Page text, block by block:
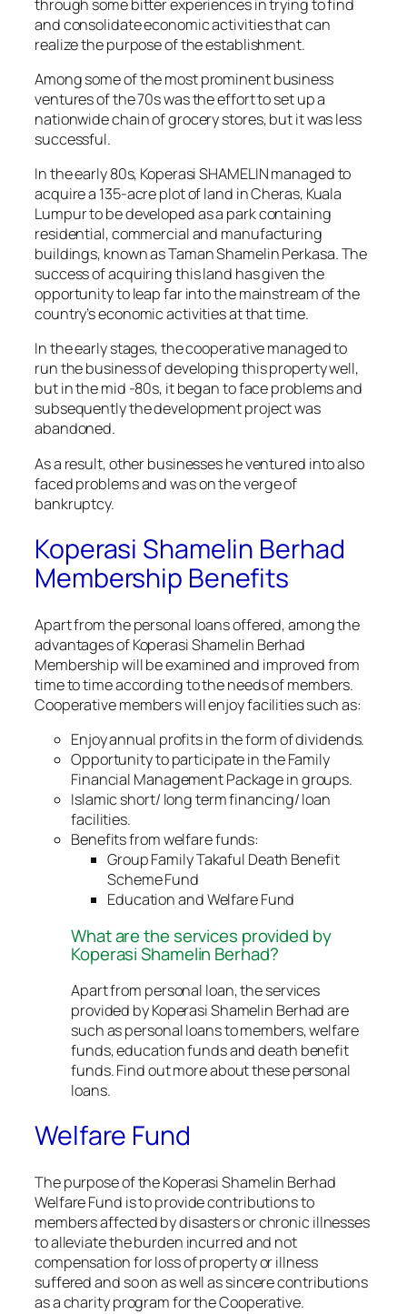
through some bitter experiences in trying to find
and consolidate economic activities that can
realize the purpose of the establishment.
Among some of the most prominent business
ventures of the 70s was the effort to set up a
nationwide chain of grocery stores, but it was less
successful.
In the early 80s, Koperasi SHAMELIN managed to
acquire a 135-acre plot of land in Cheras, Kuala
Lumpur to be developed as a park containing
residential, commercial and manufacturing
buildings, known as Taman Shamelin Perkasa. The
success of acquiring this land has given the
opportunity to leap far into the mainstream of the
country’s economic activities at that time.
In the early stages, the cooperative managed to
run the business of developing this property well,
but in the mid -80s, it began to face problems and
subsequently the development project was
abandoned.
As a result, other businesses he ventured into also
faced problems and was on the verge of
bankruptcy.
Koperasi Shamelin Berhad
Membership Benefits
Apart from the personal loans offered, among the
advantages of Koperasi Shamelin Berhad
Membership will be examined and improved from
time to time according to the needs of members.
Cooperative members will enjoy facilities such as:
Enjoy annual profits in the form of dividends.
Opportunity to participate in the Family
Financial Management Package in groups.
Islamic short/ long term financing/ loan
facilities.
Benefits from welfare funds:
Group Family Takaful Death Benefit
Scheme Fund
Education and Welfare Fund
What are the services provided by
Koperasi Shamelin Berhad?
Apart from personal loan, the services
provided by Koperasi Shamelin Berhad are
such as personal loans to members, welfare
funds, education funds and death benefit
funds. Find out more about these personal
loans.
Welfare Fund
The purpose of the Koperasi Shamelin Berhad
Welfare Fund is to provide contributions to
members affected by disasters or chronic illnesses
to alleviate the burden incurred and not
compensation for loss of property or illness
suffered and so on as well as sincere contributions
as a charity program for the Cooperative.